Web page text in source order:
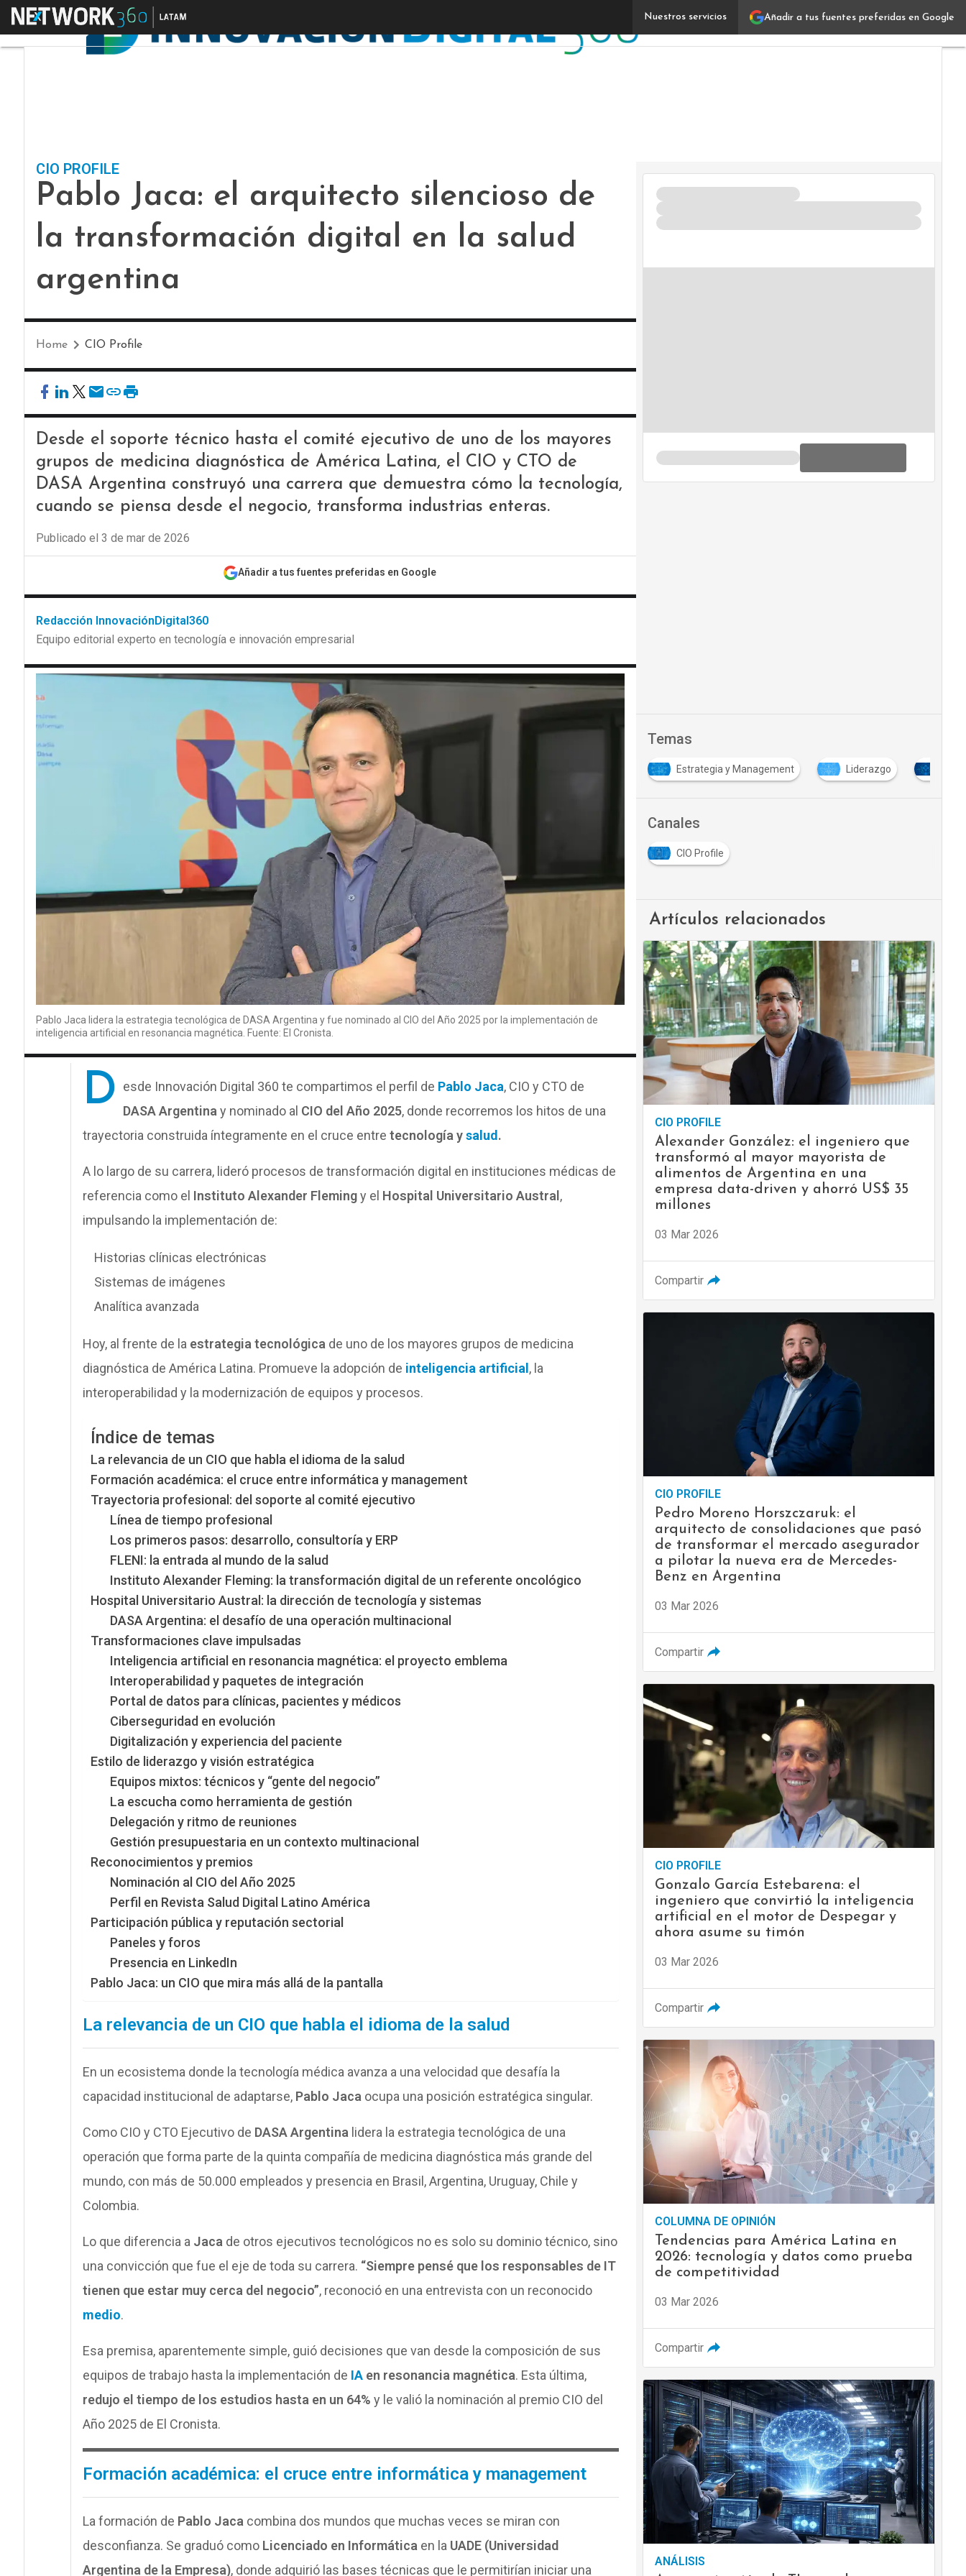
Añadir a tus fuentes preferidas en Google
Nuestros servicios
Menú Pablo Jaca: el arquitecto silencioso de la
CIO PROFILE
Pablo Jaca: el arquitecto silencioso de
la transformación digital en la salud
argentina
Home CIO Profile
Desde el soporte técnico hasta el comité ejecutivo de uno de los mayores
grupos de medicina diagnóstica de América Latina, el CIO y CTO de
DASA Argentina construyó una carrera que demuestra cómo la tecnología,
cuando se piensa desde el negocio, transforma industrias enteras.
Publicado el 3 de mar de 2026
Añadir a tus fuentes preferidas en Google
Redacción InnovaciónDigital360
Equipo editorial experto en tecnología e innovación empresarial
Pablo Jaca lidera la estrategia tecnológica de DASA Argentina y fue nominado al CIO del Año 2025 por la implementación de
inteligencia artificial en resonancia magnética. Fuente: El Cronista.
D esde Innovación Digital 360 te compartimos el perfil de Pablo Jaca, CIO y CTO de
DASA Argentina y nominado al CIO del Año 2025, donde recorremos los hitos de una
trayectoria construida íntegramente en el cruce entre tecnología ysalud.
A lo largo de su carrera, lideró procesos de transformación digital en instituciones médicas de
referencia como el Instituto Alexander Flemingy el Hospital Universitario Austral,
impulsando la implementación de:
Historias clínicas electrónicas
Sistemas de imágenes
Analítica avanzada
Hoy, al frente de la estrategia tecnológica de uno de los mayores grupos de medicina
diagnóstica de América Latina. Promueve la adopción de inteligencia artificial, la
interoperabilidad y la modernización de equipos y procesos.
Índice de temas
La relevancia de un CIO que habla el idioma de la salud
Formación académica: el cruce entre informática y management
Trayectoria profesional: del soporte al comité ejecutivo
Línea de tiempo profesional
Los primeros pasos: desarrollo, consultoría y ERP
FLENI: la entrada al mundo de la salud
Instituto Alexander Fleming: la transformación digital de un referente oncológico
Hospital Universitario Austral: la dirección de tecnología y sistemas
DASA Argentina: el desafío de una operación multinacional
Transformaciones clave impulsadas
Inteligencia artificial en resonancia magnética: el proyecto emblema
Interoperabilidad y paquetes de integración
Portal de datos para clínicas, pacientes y médicos
Ciberseguridad en evolución
Digitalización y experiencia del paciente
Estilo de liderazgo y visión estratégica
Equipos mixtos: técnicos y “gente del negocio”
La escucha como herramienta de gestión
Delegación y ritmo de reuniones
Gestión presupuestaria en un contexto multinacional
Reconocimientos y premios
Nominación al CIO del Año 2025
Perfil en Revista Salud Digital Latino América
Participación pública y reputación sectorial
Paneles y foros
Presencia en LinkedIn
Pablo Jaca: un CIO que mira más allá de la pantalla
La relevancia de un CIO que habla el idioma de la salud
En un ecosistema donde la tecnología médica avanza a una velocidad que desafía la
capacidad institucional de adaptarse, Pablo Jaca ocupa una posición estratégica singular.
Como CIO y CTO Ejecutivo de DASA Argentina lidera la estrategia tecnológica de una
operación que forma parte de la quinta compañía de medicina diagnóstica más grande del
mundo, con más de 50.000 empleados y presencia en Brasil, Argentina, Uruguay, Chile y
Colombia.
Lo que diferencia a Jaca de otros ejecutivos tecnológicos no es solo su dominio técnico, sino
una convicción que fue el eje de toda su carrera. “Siempre pensé que los responsables de IT
tienen que estar muy cerca del negocio”, reconoció en una entrevista con un reconocido
medio.
Esa premisa, aparentemente simple, guió decisiones que van desde la composición de sus
equipos de trabajo hasta la implementación de IA en resonancia magnética. Esta última,
redujo el tiempo de los estudios hasta en un 64% y le valió la nominación al premio CIO del
Año 2025 de El Cronista.
Formación académica: el cruce entre informática y management
La formación de Pablo Jaca combina dos mundos que muchas veces se miran con
desconfianza. Se graduó como Licenciado en Informática en la UADE (Universidad
Argentina de la Empresa), donde adquirió las bases técnicas que le permitirían iniciar una
Temas
Estrategia y Management Liderazgo
Canales
CIO Profile
Artículos relacionados
CIO PROFILE
Alexander González: el ingeniero que
transformó al mayor mayorista de
alimentos de Argentina en una
empresa data-driven y ahorró US$ 35
millones
03 Mar 2026
Compartir
CIO PROFILE
Pedro Moreno Horszczaruk: el
arquitecto de consolidaciones que pasó
de transformar el mercado asegurador
a pilotar la nueva era de Mercedes-
Benz en Argentina
03 Mar 2026
Compartir
CIO PROFILE
Gonzalo García Estebarena: el
ingeniero que convirtió la inteligencia
artificial en el motor de Despegar y
ahora asume su timón
03 Mar 2026
Compartir
COLUMNA DE OPINIÓN
Tendencias para América Latina en
2026: tecnología y datos como prueba
de competitividad
03 Mar 2026
Compartir
ANÁLISIS